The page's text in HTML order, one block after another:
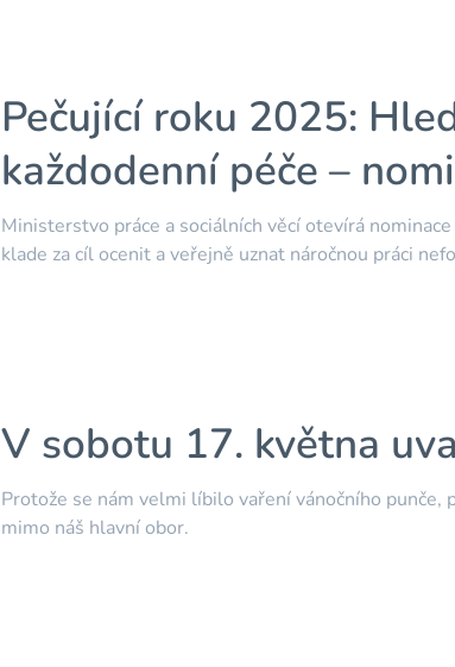
Pečující roku 2025:
každodenní péče –
Ministerstvo práce a sociálních věcí otevírá
klade za cíl ocenit a veřejně uznat náročnou práci
V sobotu 17. května
Protože se nám velmi líbilo vaření vánočního punče,
mimo náš hlavní obor.